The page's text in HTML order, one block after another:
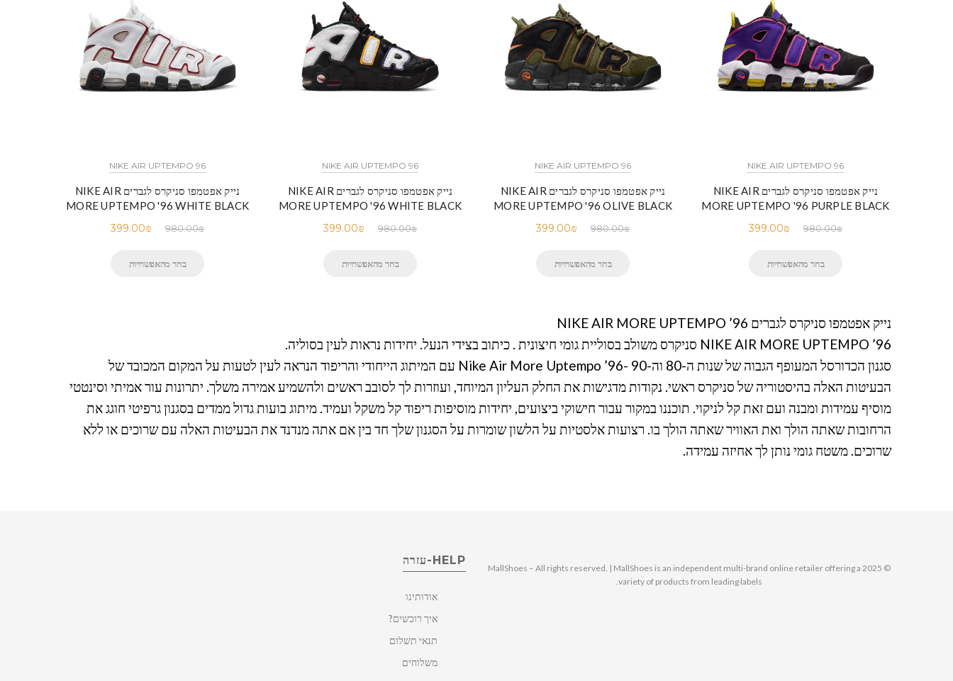
NIKE AIR UPTEMPO 96
נייק אפטמפו סניקרס לגברים NIKE AIR
MORE UPTEMPO '96 WHITE BLACK
980.00₪
399.00₪
בחר מהאפשרויות
NIKE AIR UPTEMPO 96
נייק אפטמפו סניקרס לגברים NIKE AIR
MORE UPTEMPO '96 WHITE BLACK
980.00₪
399.00₪
בחר מהאפשרויות
NIKE AIR UPTEMPO 96
נייק אפטמפו סניקרס לגברים NIKE AIR
MORE UPTEMPO '96 OLIVE BLACK
980.00₪
399.00₪
בחר מהאפשרויות
NIKE AIR UPTEMPO 96
נייק אפטמפו סניקרס לגברים NIKE AIR
MORE UPTEMPO '96 PURPLE BLACK
980.00₪
399.00₪
בחר מהאפשרויות
נייק אפטמפו סניקרס לגברים NIKE AIR MORE UPTEMPO ’96
NIKE AIR MORE UPTEMPO ’96 סניקרס משולב בסוליית גומי חיצונית . כיתוב בצידי הנעל. יחידות נראות לעין בסוליה.
סגנון הכדורסל המעופף הגבוה של שנות ה-80 וה-90 -Nike Air More Uptempo ’96 עם המיתוג הייחודי והריפוד הנראה לעין לטעות על המקום המכובד של
הבעיטות האלה בהיסטוריה של סניקרס ראשי. נקודות מדגישות את החלק העליון המיוחד, ועוזרות לך לסובב ראשים ולהשמיע אמירה משלך. יתרונות עור אמיתי וסינטטי
מוסיף עמידות ומבנה ועם זאת קל לניקוי. תוכננו במקור עבור חישוקי ביצועים, יחידות מוסיפות ריפוד קל משקל ועמיד. מיתוג בועות גדול ממדים בסגנון גרפיטי חוגג את
הרחובות שאתה הולך ואת האוויר שאתה הולך בו. רצועות אלסטיות על הלשון שומרות על הסגנון שלך חד בין אם אתה מנדנד את הבעיטות האלה עם שרוכים או ללא
שרוכים. משטח גומי נותן לך אחיזה עמידה.
HELP-עזרה
אודותינו
איך רוכשים?
תנאי תשלום
משלוחים
© 2025 MallShoes – All rights reserved. | MallShoes is an independent multi-brand online retailer offering a
variety of products from leading labels.